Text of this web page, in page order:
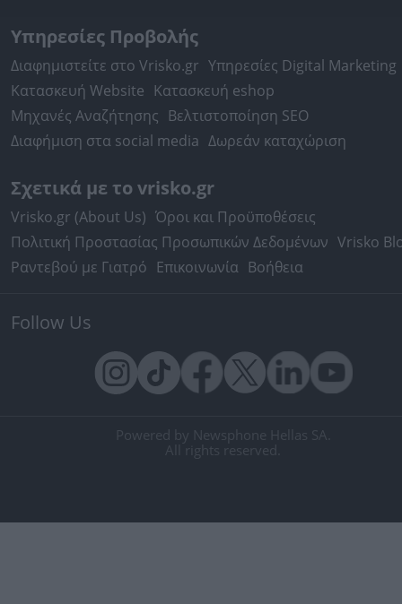
Υπηρεσίες Προβολής
Διαφημιστείτε στο Vrisko.gr Υπηρεσίες Digital Marketing
Κατασκευή Website Κατασκευή eshop
Μηχανές Αναζήτησης Βελτιστοποίηση SEO
Διαφήμιση στα social media Δωρεάν καταχώριση
Σχετικά με το vrisko.gr
Vrisko.gr (About Us) Όροι και Προϋποθέσεις
Πολιτική Προστασίας Προσωπικών Δεδομένων Vrisko
Ραντεβού με Γιατρό Επικοινωνία Βοήθεια
Follow Us
Powered by Newsphone Hellas SA.
All rights reserved.